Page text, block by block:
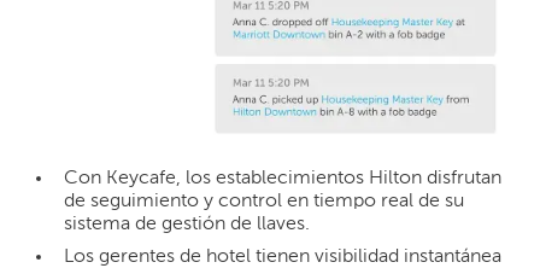
Con Keycafe, los establecimientos Hilton disfrutan
de seguimiento y control en tiempo real de su
sistema de gestión de llaves.
Los gerentes de hotel tienen visibilidad instantánea